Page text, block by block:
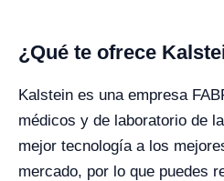
¿Qué te ofrece
Kalstein es una empresa
médicos y de laboratorio de
mejor tecnología a los
mercado, por lo que puedes